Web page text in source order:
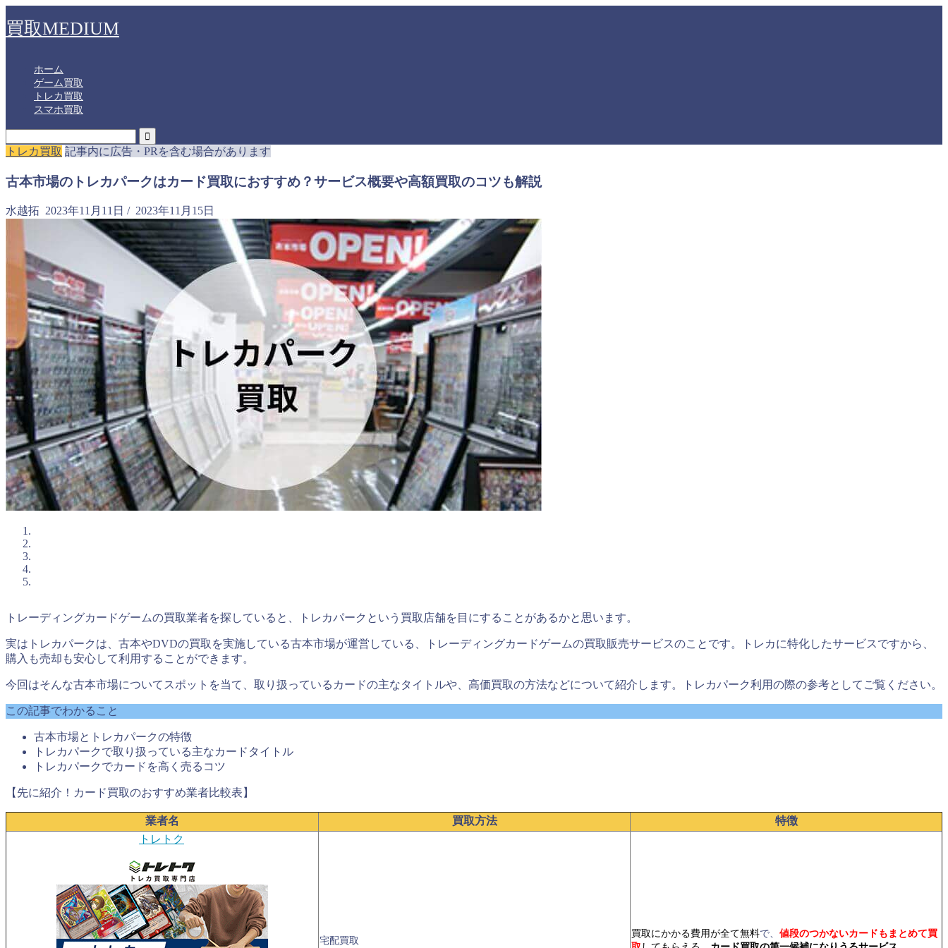
買取MEDIUM
ホーム
ゲーム買取
トレカ買取
スマホ買取
トレカ買取 記事内に広告・PRを含む場合があります
古本市場のトレカパークはカード買取におすすめ？サービス概要や高額買取のコツも解説
水越拓 2023年11月11日 / 2023年11月15日
トレーディングカードゲームの買取業者を探していると、トレカパークという買取店舗を目にすることがあるかと思います。
実はトレカパークは、古本やDVDの買取を実施している古本市場が運営している、トレーディングカードゲームの買取販売サービスのことです。トレカに特化したサービスですから、
購入も売却も安心して利用することができます。
今回はそんな古本市場についてスポットを当て、取り扱っているカードの主なタイトルや、高価買取の方法などについて紹介します。トレカパーク利用の際の参考としてご覧ください。
この記事でわかること
古本市場とトレカパークの特徴
トレカパークで取り扱っている主なカードタイトル
トレカパークでカードを高く売るコツ
【先に紹介！カード買取のおすすめ業者比較表】
業者名 買取方法
特徴
トレトク
宅配買取
買取にかかる費用が全て無料で、 値段のつかないカードもまとめて買